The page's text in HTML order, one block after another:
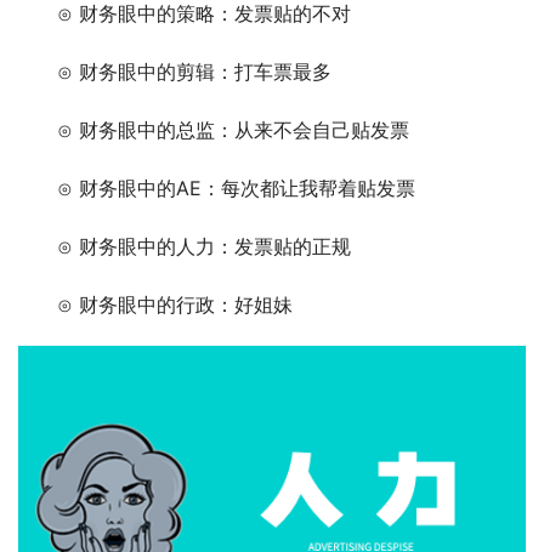
⊙ 财务眼中的策略：发票贴的不对
⊙ 财务眼中的剪辑：打车票最多
⊙ 财务眼中的总监：从来不会自己贴发票
⊙ 财务眼中的AE：每次都让我帮着贴发票
⊙ 财务眼中的人力：发票贴的正规
⊙ 财务眼中的行政：好姐妹